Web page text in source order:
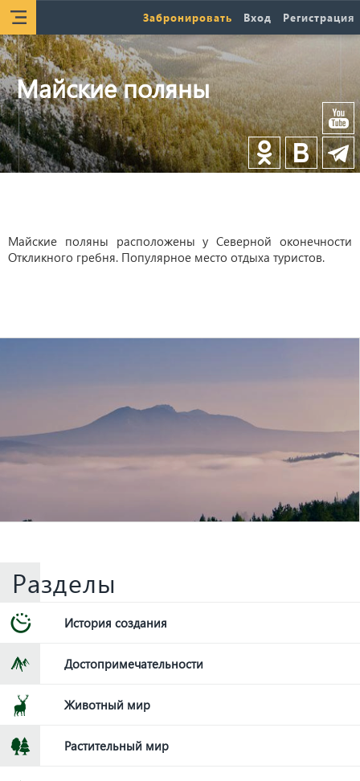
Забронировать Вход Регистрация
Майские поляны
Майские поляны расположены у Северной оконечности
Откликного гребня. Популярное место отдыха туристов.
Разделы
История создания
Достопримечательности
Животный мир
Растительный мир